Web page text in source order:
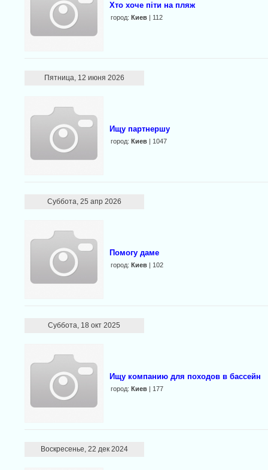
Хто хоче піти на пляж
город: Киев| 112
Пятница, 12 июня 2026
Ищу партнершу
город: Киев| 1047
Суббота, 25 апр 2026
Помогу даме
город: Киев| 102
Суббота, 18 окт 2025
Ищу компанию для походов в бассейн
город: Киев| 177
Воскресенье, 22 дек 2024